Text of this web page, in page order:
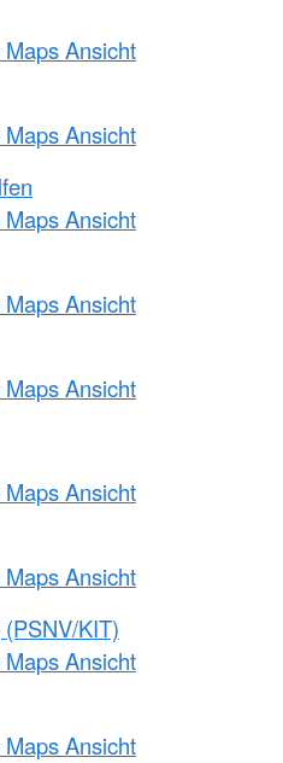
Ansicht
Ansicht
Ansicht
Ansicht
Ansicht
Ansicht
Ansicht
KIT)
Ansicht
Ansicht